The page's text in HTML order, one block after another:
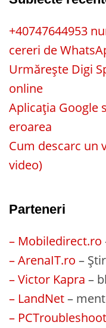
+40747644953
cereri de
Urmărește Digi
online
Aplicația Google
eroarea
Cum descarc un
video)
Parteneri
– Mobiledirect.ro
– ArenaIT.ro –
– Victor Kapra –
– LandNet–
–